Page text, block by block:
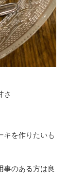
さ
キを作りたいも
事のある方は良